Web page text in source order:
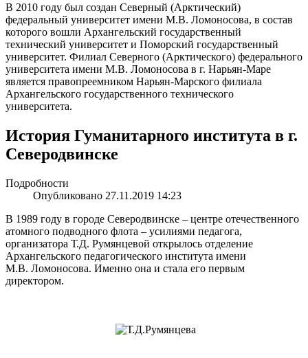
В 2010 году был создан Северный (Арктический)
федеральный университет имени М.В. Ломоносова, в состав
которого вошли Архангельский государственный
технический университет и Поморский государственный
университет. Филиал Северного (Арктического) федерального
университета имени М.В. Ломоносова в г. Нарьян-Маре
является правопреемником Нарьян-Марского филиала
Архангельского государственного технического
университета.
История Гуманитарного института в г.
Северодвинске
Подробности
Опубликовано 27.11.2019 14:23
В 1989 году в городе Северодвинске – центре отечественного
атомного подводного флота – усилиями педагога,
организатора Т.Д. Румянцевой открылось отделение
Архангельского педагогического института имени
М.В. Ломоносова. Именно она и стала его первым
директором.